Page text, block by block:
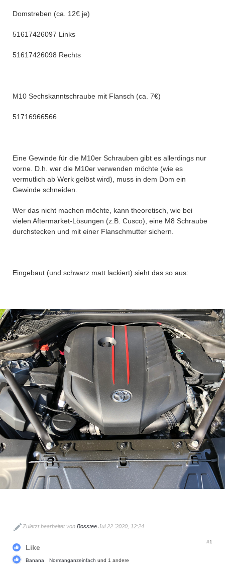
Domstreben (ca. 12€ je)
51617426097 Links
51617426098 Rechts
M10 Sechskanntschraube mit Flansch (ca. 7€)
51716966566
Eine Gewinde für die M10er Schrauben gibt es allerdings nur
vorne. D.h. wer die M10er verwenden möchte (wie es
vermutlich ab Werk gelöst wird), muss in dem Dom ein
Gewinde schneiden.
Wer das nicht machen möchte, kann theoretisch, wie bei
vielen Aftermarket-Lösungen (z.B. Cusco), eine M8 Schraube
durchstecken und mit einer Flanschmutter sichern.
Eingebaut (und schwarz matt lackiert) sieht das so aus:
Zuletzt bearbeitet von Bosstee Jul 22 '2020, 12:24
Like
Banana Normanganzeinfach und 1 andere
#1